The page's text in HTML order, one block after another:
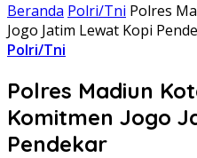
Beranda Polri/Tni Polres
Jogo Jatim Lewat Kopi
Polri/Tni
Polres Madiun
Komitmen Jogo
Pendekar